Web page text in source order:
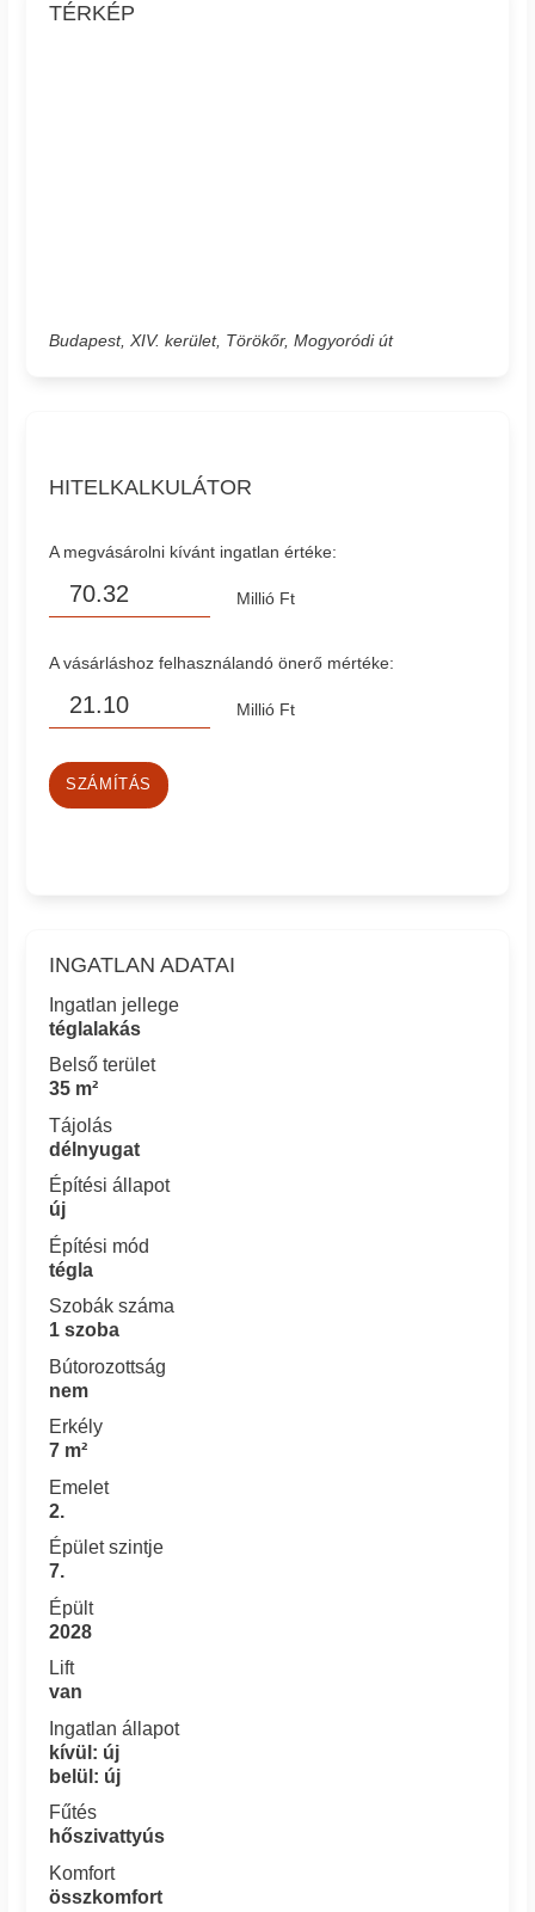
TÉRKÉP
Budapest, XIV. kerület, Törökőr, Mogyoródi út
HITELKALKULÁTOR
A megvásárolni kívánt ingatlan értéke:
Millió Ft
A vásárláshoz felhasználandó önerő mértéke:
Millió Ft
SZÁMÍTÁS
INGATLAN ADATAI
Ingatlan jellege
téglalakás
Belső terület
35 m²
Tájolás
délnyugat
Építési állapot
új
Építési mód
tégla
Szobák száma
1 szoba
Bútorozottság
nem
Erkély
7 m²
Emelet
2.
Épület szintje
7.
Épült
2028
Lift
van
Ingatlan állapot
kívül: új
belül: új
Fűtés
hőszivattyús
Komfort
összkomfort